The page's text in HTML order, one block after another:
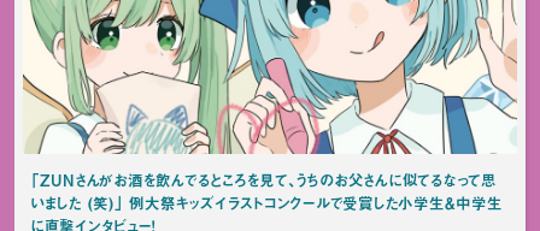
「ZUNさんがお酒を飲んでるところを見て、うちのお父さんに似てるなって思
いました (笑)」 例大祭キッズイラストコンクールで受賞した小学生＆中学生
に直撃インタビュー！